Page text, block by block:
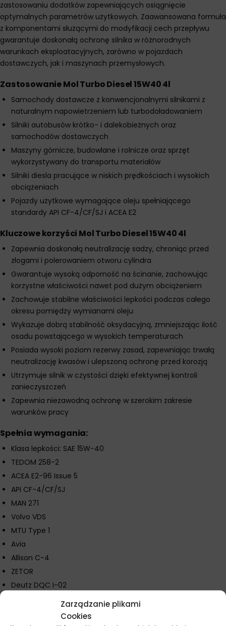
Zarządzanie plikami
Cookies
zastosowaniu dodatków zapewniających osiągnięcie
optymalnych parametrów użytkowych. Zaawansowana formuła
z komponentami służącymi do modyfikacji cech przepływu
gwarantuje doskonałą ochronę silnika w różnorodnych
warunkach eksploatacyjnych, zarówno w pojazdach
dostawczych, jak i maszynach przemysłowych.
Zastosowanie Mol Turbo Diesel 15W40 4l
Samochody dostawcze z konwencjonalnymi silnikami z
naturalnym napowietrzeniem lub turbodoładowaniem
Silniki autobusów krótko- i dalekobieżnych oraz
samochodów dostawczych
Maszyny górnicze, budowlane i rolnicze oraz sprzęt
wykorzystywany do transportu materiałów
Silniki diesla pracujące w niskich prędkościach i wysokich
obciążeniach
Pojazdy użytkowe wymagające oleju spełniającego
standardy API CF-4/CF/SJ i ACEA E2
Kluczowe korzyści Mol Turbo Diesel 15W40 4l
Zapewnia doskonałą neutralizację sadzy, chroniąc przed
złogami i polerowaniem otworu cylindra
Gwarantuje wysoką odporność na ścinanie, zachowując
korzystne właściwości nawet pod dużym obciążeniem
Zachowuje stabilne właściwości lepkości podczas całego
okresu pomiędzy wymianami oleju
Wykazuje dobrą stabilność oksydacyjną, zmniejszając ilość
osadu powstającego w wysokich temperaturach
Posiada wysoki poziom rezerwy zasad, zapewniając trwałą
neutralizację kwasów i ulepszoną ochronę przed korozją
Utrzymuje silnik w czystości dzięki efektywnej kontroli
zanieczyszczeń
Zapewnia niezawodną ochronę w szerokim zakresie
warunków pracy
Spełnia wymagania:
Klasa lepkości: SAE 15W-40
TEDOM 258-2
ACEA E2-96 Issue 5
API CF-4/CF/SJ
MAN 271
Volvo VDS
MTU Type 1
Avia
Allison C-4
ZETOR
Deutz DQC I-02
Parametry techniczne
Gęstość w temperaturze 15°C: 0,883 g/cm³